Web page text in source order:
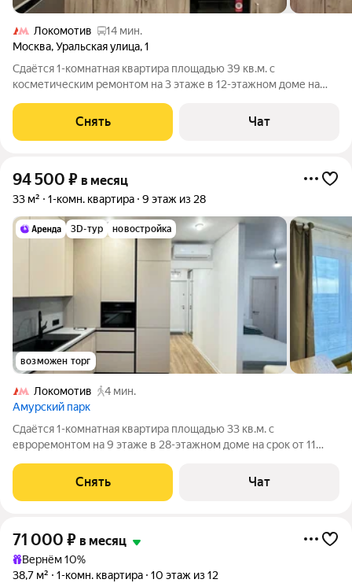
Локомотив
14 мин.
Москва,Уральская улица,1
Сдаётся 1-комнатная квартира площадью 39 кв.м. с
косметическим ремонтом на 3 этаже в 12-этажном доме на
Стиральная машина Холодильник Пылесос Дом - блочный,
окна выходят во двор. В
Снять Чат
94 500 ₽ в месяц
33 м² 1-комн. квартира 9 этаж из 28
3D-тур новостройка
возможен торг
Локомотив
4 мин.
Амурский парк
Сдаётся 1-комнатная квартира площадью 33 кв.м. с
евроремонтом на 9 этаже в 28-этажном доме на срок от 11
Стиральная машина Холодильник Посудомоечная машина
Кондиционер Микроволновка Дом -
Снять Чат
71 000 ₽ в месяц
Вернём 10%
38,7 м²
1-комн. квартира 10 этаж из 12